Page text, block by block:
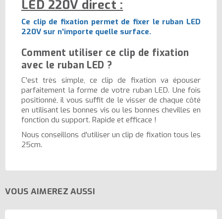
LED 220V direct :
Ce clip de fixation permet de fixer le ruban LED
220V sur n'importe quelle surface.
Comment utiliser ce clip de fixation
avec le ruban LED ?
C'est très simple, ce clip de fixation va épouser
parfaitement la forme de votre ruban LED. Une fois
positionné, il vous suffit de le visser de chaque côté
en utilisant les bonnes vis ou les bonnes chevilles en
fonction du support. Rapide et efficace !
Nous conseillons d'utiliser un clip de fixation tous les
25cm.
VOUS AIMEREZ AUSSI